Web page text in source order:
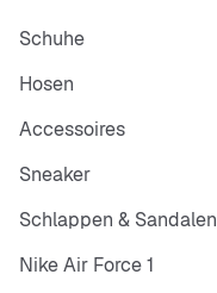
Schuhe
Hosen
Accessoires
Sneaker
Schlappen & Sandalen
Nike Air Force 1